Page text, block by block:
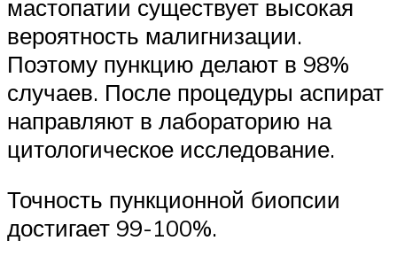
мастопатии существует высокая
вероятность малигнизации.
Поэтому пункцию делают в 98%
случаев. После процедуры аспират
направляют в лабораторию на
цитологическое исследование.
Точность пункционной биопсии
достигает 99-100%.